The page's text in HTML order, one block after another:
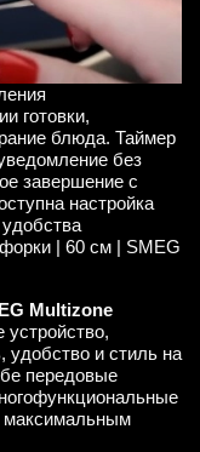
готовки,
блюда. Таймер
без
завершение с
настройка
| 60 см | SMEG
Multizone
удобство и стиль на
передовые
максимальным